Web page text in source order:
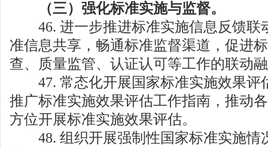
（三）强化标准实施与监督。
46. 进一步推进标准实施信息反馈联
准信息共享，畅通标准监督渠道，促进
查、质量监管、认证认可等工作的联动
47. 常态化开展国家标准实施效果评
推广标准实施效果评估工作指南，推动
方位开展标准实施效果评估。
48. 组织开展强制性国家标准实施情